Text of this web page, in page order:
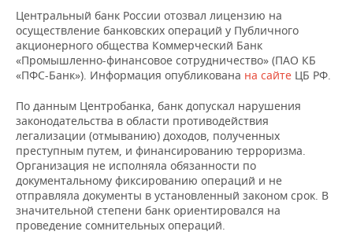
ДЕКЛАРАЦИИ О ДОХОДАХ
КОРОЛИ ГОСЗАКАЗА ПФО
ВУЗЫ ТАТАРСТАНА
КОМУ ПРИНАДЛЕЖАТ
ТОРГОВЫЕ ЦЕНТРЫ
ТАТАРСТАНА
НОВОСТИ ЭКОНОМИКИ
ФИНАНСЫ
БАНКИ
БЮДЖЕТ
ИНВЕСТИЦИИ
ПРОМЫШЛЕННОСТЬ
НОВОСТИ
ПРОМЫШЛЕННОСТИ
МАШИНОСТРОЕНИЕ
НЕФТЕХИМИЯ
НЕФТЬ
НЕДВИЖИМОСТЬ
НОВОСТИ НЕДВИЖИМОСТИ
АВТО
НОВОСТИ АВТО
БИЗНЕС
НОВОСТИ БИЗНЕСА
РОЗНИЧНАЯ ТОРГОВЛЯ
ТРАНСПОРТ
ТЕХНОЛОГИИ
НОВОСТИ ТЕХНОЛОГИЙ
IT
МЕРОПРИЯТИЯ
НОВОСТИ МЕРОПРИЯТИЙ
СПОРТ
Центральный банк России отозвал лицензию на
осуществление банковских операций у Публичного
акционерного общества Коммерческий Банк
«Промышленно-финансовое сотрудничество» (ПАО КБ
«ПФС-Банк»). Информация опубликована на сайте ЦБ РФ.
По данным Центробанка, банк допускал нарушения
законодательства в области противодействия
легализации (отмыванию) доходов, полученных
преступным путем, и финансированию терроризма.
Организация не исполняла обязанности по
документальному фиксированию операций и не
отправляла документы в установленный законом срок. В
значительной степени банк ориентировался на
проведение сомнительных операций.